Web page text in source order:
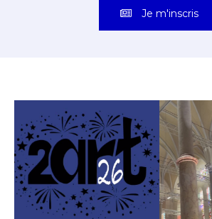
Je m'inscris